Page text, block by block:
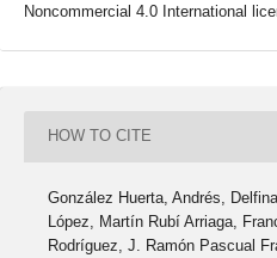
Noncommercial 4.0 International
HOW TO CITE
González Huerta, Andrés,
López, Martín Rubí Arriaga,
Rodríguez, J. Ramón Pascual